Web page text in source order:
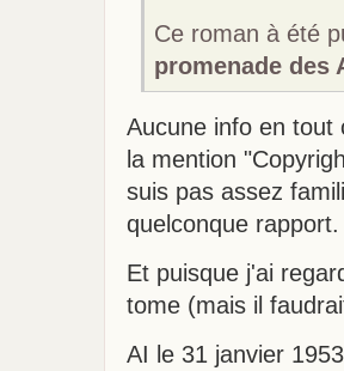
Ce roman à été
promenade des
Aucune info en tout
la mention
suis pas assez
quelconque rapport.
Et puisque j'ai
tome (mais il
AI le 31 janvier